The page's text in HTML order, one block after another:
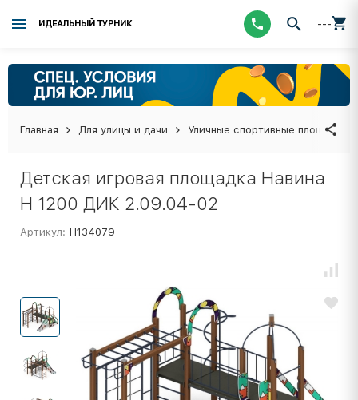
ИДЕАЛЬНЫЙ ТУРНИК ---
Главная Для улицы и дачи Уличные спортивные площадки
Детская игровая площадка Навина
Н 1200 ДИК 2.09.04-02
Артикул: Н134079